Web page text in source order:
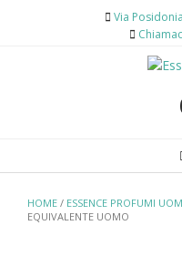
Via
HOME / ESSENCE PROFUMI
EQUIVALENTE UOMO